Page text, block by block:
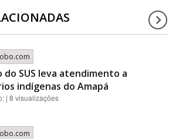
do SUS leva atendimento a
indígenas do Amapá
| 8 visualizações